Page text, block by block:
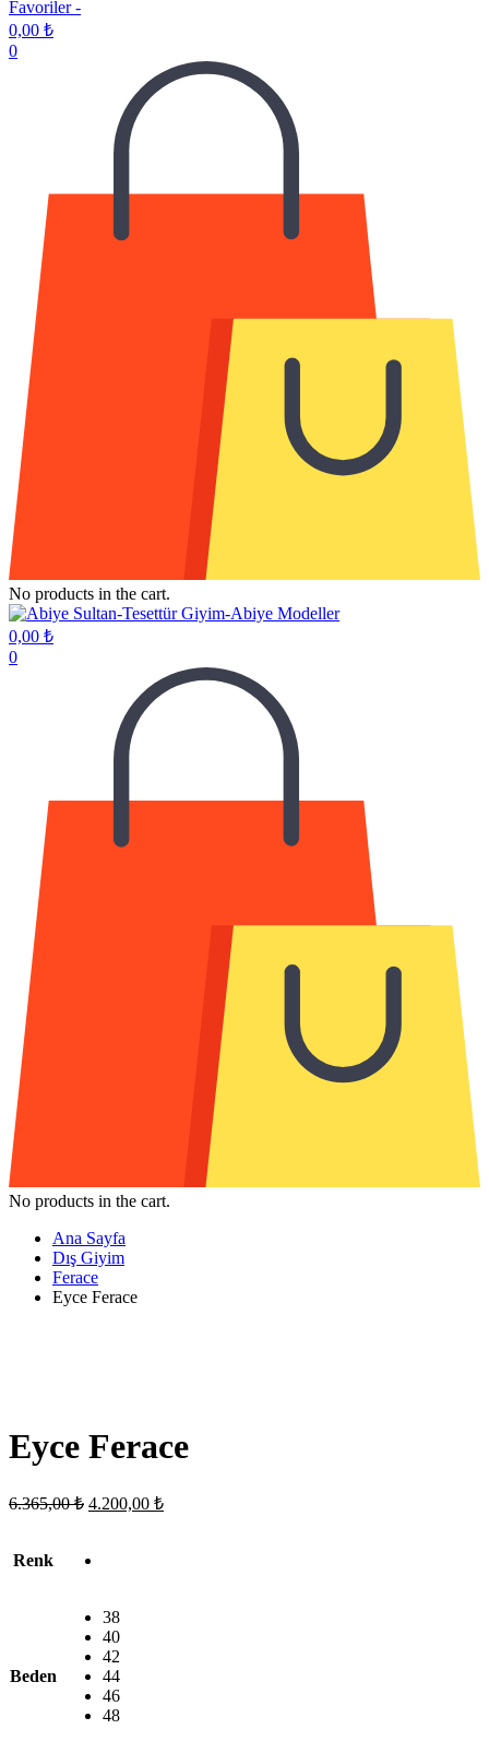
Favoriler -
0,00 ₺
0
No products in the cart.
0,00 ₺
0
No products in the cart.
Ana Sayfa
Dış Giyim
Ferace
Eyce Ferace
Eyce Ferace
6.365,00₺ Orijinal
4.200,00 ₺Şu
Renk
Beden
38
40
42
44
46
48